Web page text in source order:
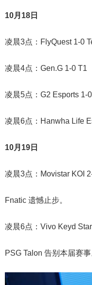
10月18日
凌晨3点：FlyQuest 1-0
凌晨4点：Gen.G 1-0 T1
凌晨5点：G2 Esports 1-
凌晨6点：Hanwha Life
10月19日
凌晨3点：Movistar KOI
Fnatic 遗憾止步。
凌晨6点：Vivo Keyd
PSG Talon 告别本届赛事